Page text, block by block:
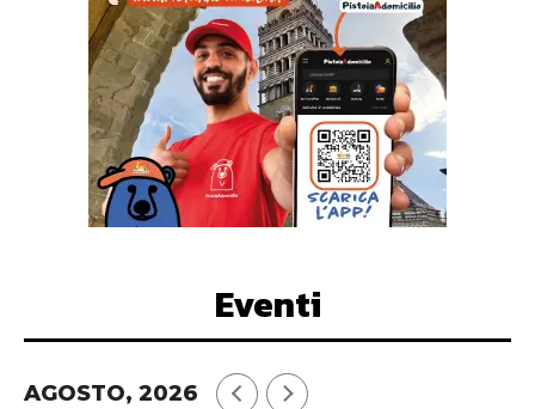
Eventi
AGOSTO, 2026